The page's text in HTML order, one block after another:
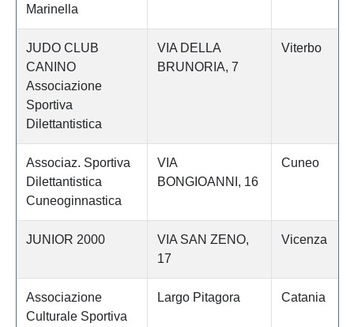
Marinella
JUDO CLUB
CANINO
Associazione
Sportiva
Dilettantistica
VIA DELLA
BRUNORIA, 7
Viterbo
Associaz. Sportiva
Dilettantistica
Cuneoginnastica
VIA
BONGIOANNI, 16
Cuneo
JUNIOR 2000
VIA SAN ZENO,
17
Vicenza
Associazione
Culturale Sportiva
Largo Pitagora Catania